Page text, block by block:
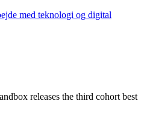
med teknologi og digital